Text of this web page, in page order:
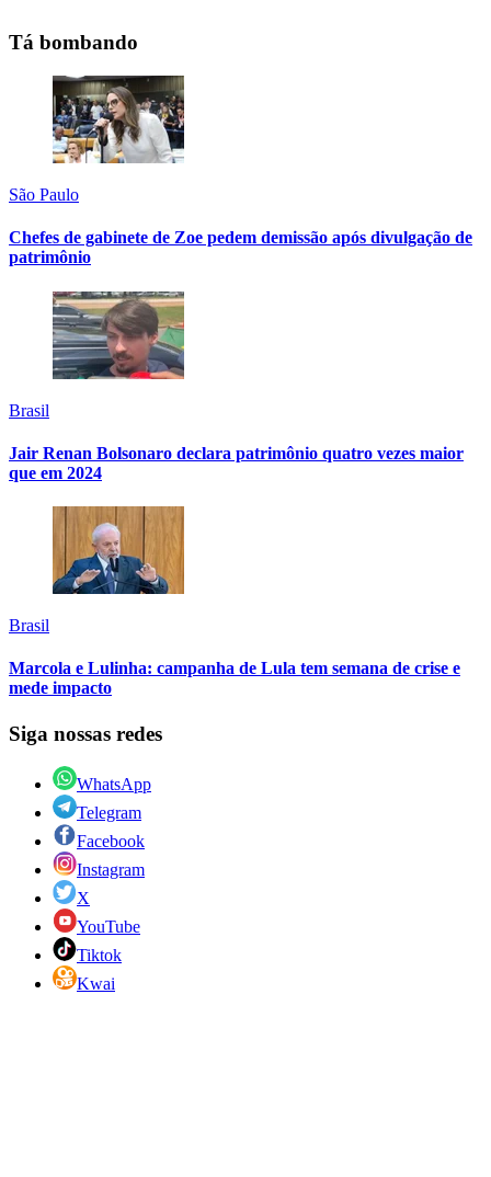
Tá bombando
São Paulo
Chefes de gabinete de Zoe pedem demissão após divulgação de
patrimônio
Brasil
Jair Renan Bolsonaro declara patrimônio quatro vezes maior
que em 2024
Brasil
Marcola e Lulinha: campanha de Lula tem semana de crise e
mede impacto
Siga nossas redes
WhatsApp
Telegram
Facebook
Instagram
X
YouTube
Tiktok
Kwai